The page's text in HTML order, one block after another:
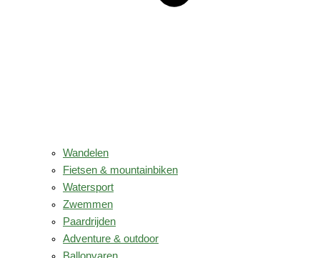
Wandelen
Fietsen & mountainbiken
Watersport
Zwemmen
Paardrijden
Adventure & outdoor